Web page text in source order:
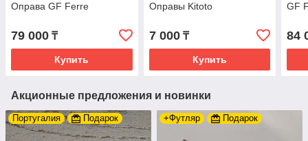
Оправа GF Ferre
79 000 ₸
Купить
Оправы Kitoto
7 000₸
Купить
GF
84
Акционные предложения и новинки
Португалия Подарок +Футляр Подарок